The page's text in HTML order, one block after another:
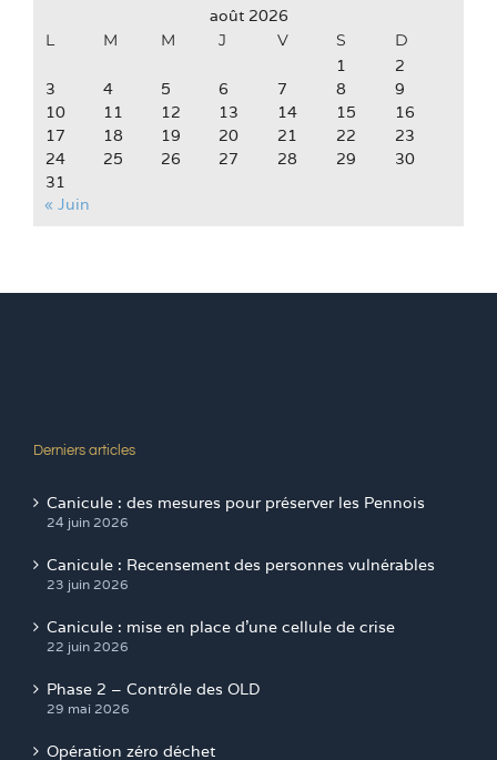
août 2026
L
M M J V S
D
1
2
3
4 5 6 7 8
9
10
11 12 13 14 15
16
17
18 19 20 21 22
23
24
25 26 27 28 29
30
31
« Juin
Derniers articles
Canicule : des mesures pour préserver les Pennois
24 juin 2026
Canicule : Recensement des personnes vulnérables
23 juin 2026
Canicule : mise en place d’une cellule de crise
22 juin 2026
Phase 2 – Contrôle des OLD
29 mai 2026
Opération zéro déchet